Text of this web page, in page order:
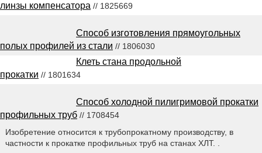
линзы компенсатора // 1825669
Способ изготовления прямоугольных
полых профилей из стали // 1806030
Клеть стана продольной
прокатки // 1801634
Способ холодной пилигримовой прокатки
профильных труб // 1708454
Изобретение относится к трубопрокатному производству, в
частности к прокатке профильных труб на станах ХЛТ. .